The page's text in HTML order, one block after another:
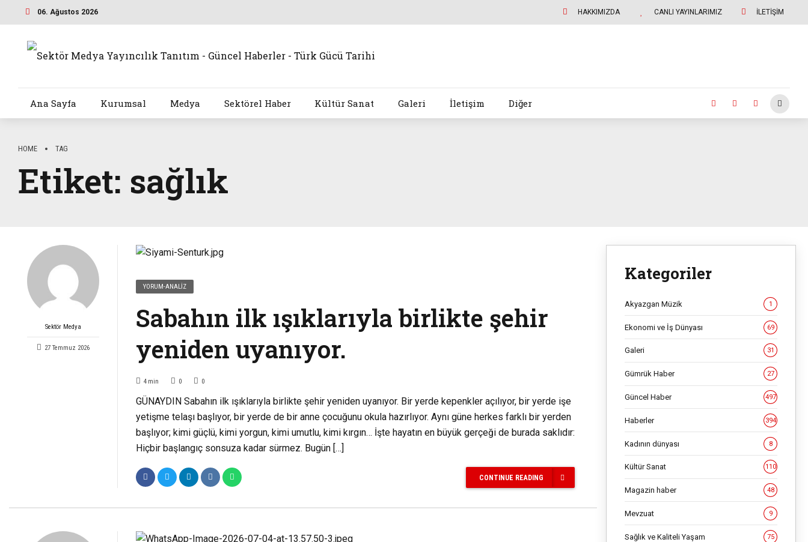
06. Ağustos 2026 HAKKIMIZDA CANLI YAYINLARIMIZ İLETİŞİM
Ana Sayfa Kurumsal Medya Sektörel Haber Kültür Sanat Galeri İletişim Diğer
HOME TAG
Etiket: sağlık
Sektör Medya
27 Temmuz 2026
YORUM-ANALIZ
Sabahın ilk ışıklarıyla birlikte şehir
yeniden uyanıyor.
4 min 0 0
GÜNAYDIN Sabahın ilk ışıklarıyla birlikte şehir yeniden uyanıyor. Bir yerde kepenkler açılıyor, bir yerde işe
yetişme telaşı başlıyor, bir yerde de bir anne çocuğunu okula hazırlıyor. Aynı güne herkes farklı bir yerden
başlıyor; kimi güçlü, kimi yorgun, kimi umutlu, kimi kırgın… İşte hayatın en büyük gerçeği de burada saklıdır:
Hiçbir başlangıç sonsuza kadar sürmez. Bugün […]
CONTINUE READING
Kategoriler
Akyazgan Müzik 1
Ekonomi ve İş Dünyası 69
Galeri 31
Gümrük Haber 27
Güncel Haber 497
Haberler 394
Kadının dünyası 8
Kültür Sanat 110
Magazin haber 48
Mevzuat 9
Sağlık ve Kaliteli Yaşam 75